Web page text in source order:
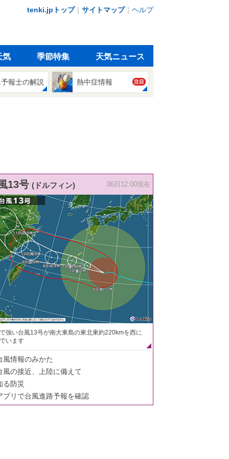
tenki.jpトップ｜ サイトマップ｜ ヘルプ
気 季節特集 天気ニュース
報士の解説 熱中症情報 注目
13号 (ドルフィン) 06日12:00現在
強い台風13号が南大東島の東北東約220kmを西に
います
風情報のみかた
風の接近、上陸に備えて
る防災
プリで台風進路予報を確認